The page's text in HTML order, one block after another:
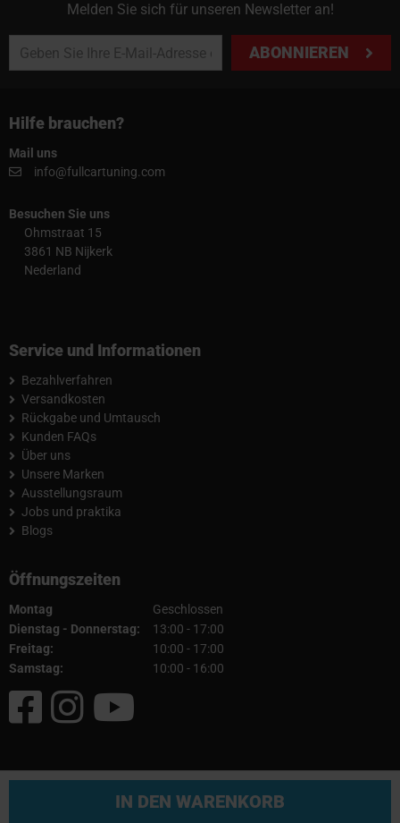
IN DEN WARENKORB
Melden Sie sich für unseren Newsletter an!
ABONNIEREN
Hilfe brauchen?
Mail uns
info@fullcartuning.com
Besuchen Sie uns
Ohmstraat 15
3861 NB Nijkerk
Nederland
Service und Informationen
Bezahlverfahren
Versandkosten
Rückgabe und Umtausch
Kunden FAQs
Über uns
Unsere Marken
Ausstellungsraum
Jobs und praktika
Blogs
Öffnungszeiten
Montag
Geschlossen
Dienstag - Donnerstag:
13:00 - 17:00
Freitag:
10:00 - 17:00
Samstag:
10:00 - 16:00
AGB| Impressum | Datenschutz